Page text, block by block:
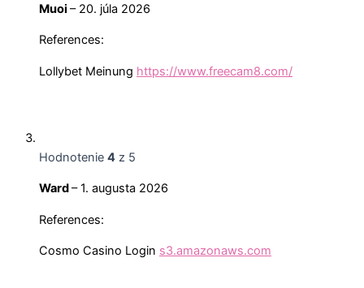
Muoi – 20. júla 2026
References:
Lollybet Meinung https://www.freecam8.com/
Hodnotenie 4 z 5
Ward– 1. augusta 2026
References:
Cosmo Casino Login s3.amazonaws.com